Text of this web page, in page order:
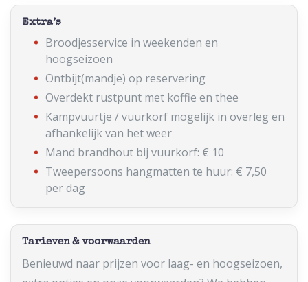
Extra’s
Broodjesservice in weekenden en
hoogseizoen
Ontbijt(mandje) op reservering
Overdekt rustpunt met koffie en thee
Kampvuurtje / vuurkorf mogelijk in overleg en
afhankelijk van het weer
Mand brandhout bij vuurkorf: € 10
Tweepersoons hangmatten te huur: € 7,50
per dag
Tarieven & voorwaarden
Benieuwd naar prijzen voor laag- en hoogseizoen,